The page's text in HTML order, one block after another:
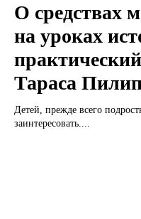
О средствах
на уроках
Тараса
Детей, прежде всего
заинтересовать....